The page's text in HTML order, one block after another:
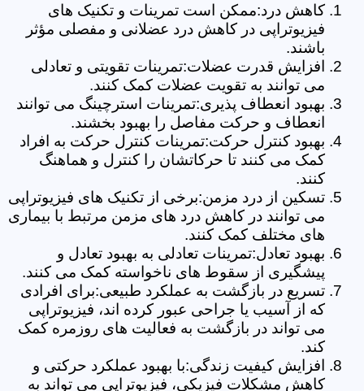
کاهش درد:ممکن است تمرینات و تکنیک های
فیزیوتراپی در کاهش درد عضلانی و مفصلی مؤثر
باشند.
افزایش قدرت عضلات:تمرینات تقویتی و تعادلی
می توانند به تقویت عضلات کمک کنند.
بهبود انعطاف پذیری:تمرینات استرچینگ می توانند
انعطاف و حرکت مفاصل را بهبود بخشند.
بهبود کنترل حرکت:تمرینات کنترل حرکت به افراد
کمک می کنند تا حرکاتشان را کنترل و هماهنگ
کنند.
تسکین از درد مزمن:برخی از تکنیک های فیزیوتراپی
می توانند در کاهش درد های مزمن مرتبط با بیماری
های مختلف کمک کنند.
بهبود تعادل:تمرینات تعادلی به بهبود تعادل و
پیشگیری از سقوط های ناخواسته کمک می کنند.
تسریع در بازگشت به عملکرد طبیعی:برای افرادی
که از آسیب یا جراحی عبور کرده اند، فیزیوتراپی
می تواند در بازگشت به فعالیت های روزمره کمک
کند.
افزایش کیفیت زندگی:با بهبود عملکرد حرکتی و
کاهش مشکلات فیزیکی، فیزیوتراپی می تواند به